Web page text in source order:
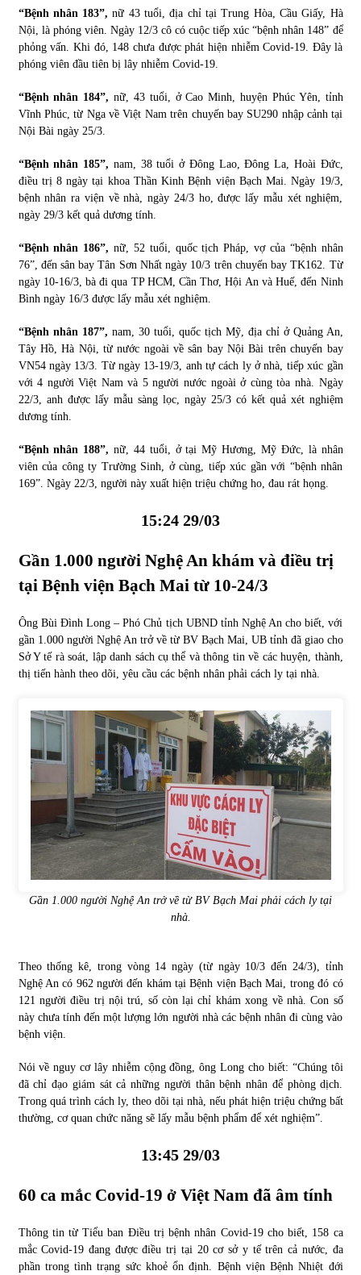
“Bệnh nhân 183”, nữ 43 tuổi, địa chỉ tại Trung Hòa, Cầu Giấy, Hà
Nội, là phóng viên. Ngày 12/3 cô có cuộc tiếp xúc “bệnh nhân 148” để
phỏng vấn. Khi đó, 148 chưa được phát hiện nhiễm Covid-19. Đây là
phóng viên đầu tiên bị lây nhiễm Covid-19.
“Bệnh nhân 184”, nữ, 43 tuổi, ở Cao Minh, huyện Phúc Yên, tỉnh
Vĩnh Phúc, từ Nga về Việt Nam trên chuyến bay SU290 nhập cảnh tại
Nội Bài ngày 25/3.
“Bệnh nhân 185”, nam, 38 tuổi ở Đông Lao, Đông La, Hoài Đức,
điều trị 8 ngày tại khoa Thần Kinh Bệnh viện Bạch Mai. Ngày 19/3,
bệnh nhân ra viện về nhà, ngày 24/3 ho, được lấy mẫu xét nghiệm,
ngày 29/3 kết quả dương tính.
“Bệnh nhân 186”, nữ, 52 tuổi, quốc tịch Pháp, vợ của “bệnh nhân
76”, đến sân bay Tân Sơn Nhất ngày 10/3 trên chuyến bay TK162. Từ
ngày 10-16/3, bà đi qua TP HCM, Cần Thơ, Hội An và Huế, đến Ninh
Bình ngày 16/3 được lấy mẫu xét nghiệm.
“Bệnh nhân 187”, nam, 30 tuổi, quốc tịch Mỹ, địa chỉ ở Quảng An,
Tây Hồ, Hà Nội, từ nước ngoài về sân bay Nội Bài trên chuyến bay
VN54 ngày 13/3. Từ ngày 13-19/3, anh tự cách ly ở nhà, tiếp xúc gần
với 4 người Việt Nam và 5 người nước ngoài ở cùng tòa nhà. Ngày
22/3, anh được lấy mẫu sàng lọc, ngày 25/3 có kết quả xét nghiệm
dương tính.
“Bệnh nhân 188”, nữ, 44 tuổi, ở tại Mỹ Hương, Mỹ Đức, là nhân
viên của công ty Trường Sinh, ở cùng, tiếp xúc gần với “bệnh nhân
169”. Ngày 22/3, người này xuất hiện triệu chứng ho, đau rát họng.
15:24 29/03
Gần 1.000 người Nghệ An khám và điều trị
tại Bệnh viện Bạch Mai từ 10-24/3
Ông Bùi Đình Long – Phó Chủ tịch UBND tỉnh Nghệ An cho biết, với
gần 1.000 người Nghệ An trở về từ BV Bạch Mai, UB tỉnh đã giao cho
Sở Y tế rà soát, lập danh sách cụ thể và thông tin về các huyện, thành,
thị tiến hành theo dõi, yêu cầu các bệnh nhân phải cách ly tại nhà.
Gần 1.000 người Nghệ An trở về từ BV Bạch Mai phải cách ly tại
nhà.
Theo thống kê, trong vòng 14 ngày (từ ngày 10/3 đến 24/3), tỉnh
Nghệ An có 962 người đến khám tại Bệnh viện Bạch Mai, trong đó có
121 người điều trị nội trú, số còn lại chỉ khám xong về nhà. Con số
này chưa tính đến một lượng lớn người nhà các bệnh nhân đi cùng vào
bệnh viện.
Nói về nguy cơ lây nhiễm cộng đồng, ông Long cho biết: “Chúng tôi
đã chỉ đạo giám sát cả những người thân bệnh nhân để phòng dịch.
Trong quá trình cách ly, theo dõi tại nhà, nếu phát hiện triệu chứng bất
thường, cơ quan chức năng sẽ lấy mẫu bệnh phẩm để xét nghiệm”.
13:45 29/03
60 ca mắc Covid-19 ở Việt Nam đã âm tính
Thông tin từ Tiểu ban Điều trị bệnh nhân Covid-19 cho biết, 158 ca
mắc Covid-19 đang được điều trị tại 20 cơ sở y tế trên cả nước, đa
phần trong tình trạng sức khoẻ ổn định. Bệnh viện Bệnh Nhiệt đới